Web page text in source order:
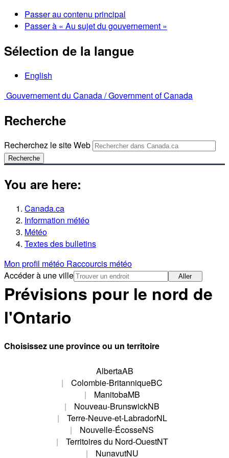
Passer au contenu principal
Passer à « Au sujet du gouvernement »
Sélection de la langue
English
Gouvernement du Canada /Government of Canada
Recherche
Recherchez le site Web
Recherche
You are here:
Canada.ca
Information météo
Météo
Textes des bulletins
Mon profil météo Raccourcis météo
Accéder à une ville
Aller
Prévisions pour le nord de
l'Ontario
Choisissez une province ou un territoire
AlbertaAB
Colombie-BritanniqueBC
ManitobaMB
Nouveau-BrunswickNB
Terre-Neuve-et-LabradorNL
Nouvelle-ÉcosseNS
Territoires du Nord-OuestNT
NunavutNU